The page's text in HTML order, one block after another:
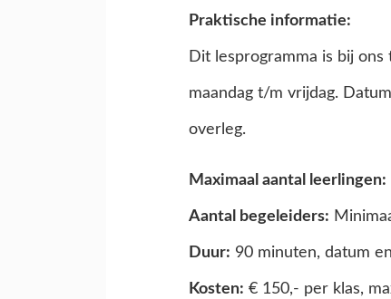
Praktische informatie:
Dit lesprogramma is bij ons
maandag t/m vrijdag.
overleg.
Maximaal aantal leerlingen:
Aantal begeleiders:
Duur: 90 minuten, datum
Kosten: € 150,- per klas,